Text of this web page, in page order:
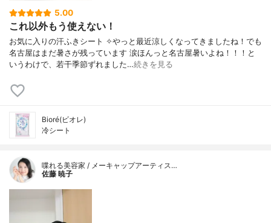
5.00
これ以外もう使えない！
お気に入りの汗ふきシート ✧やっと最近涼しくなってきましたね！でも
名古屋はまだ暑さが残っています 涙ほんっと名古屋暑いよね！！！と
いうわけで、若干季節ずれました…続きを見る
Bioré(ビオレ)
冷シート
喋れる美容家 / メーキャップアーティス…
佐藤 暁子